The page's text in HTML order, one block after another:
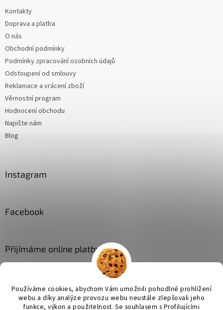
Používáme cookies, abychom Vám umožnili pohodlné prohlížení
webu a díky analýze provozu webu neustále zlepšovali jeho
funkce, výkon a použitelnost. Se souhlasem s Profilujícími
Kontakty
Doprava a platba
O nás
Obchodní podmínky
Podmínky zpracování osobních údajů
Odstoupení od smlouvy
Reklamace a vrácení zboží
Věrnostní program
Hodnocení obchodu
Napište nám
Blog
Instagram
Facebook
Přijímáme online platby